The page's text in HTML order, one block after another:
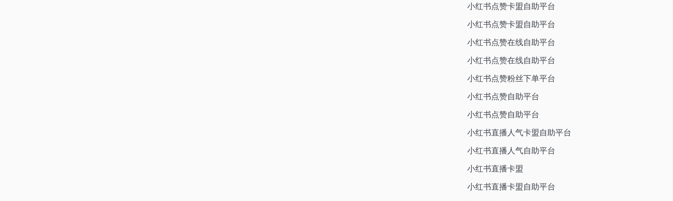
小红书点赞卡盟自助平台
小红书点赞卡盟自助平台
小红书点赞在线自助平台
小红书点赞在线自助平台
小红书点赞粉丝下单平台
小红书点赞自助平台
小红书点赞自助平台
小红书直播人气卡盟自助平台
小红书直播人气自助平台
小红书直播卡盟
小红书直播卡盟自助平台